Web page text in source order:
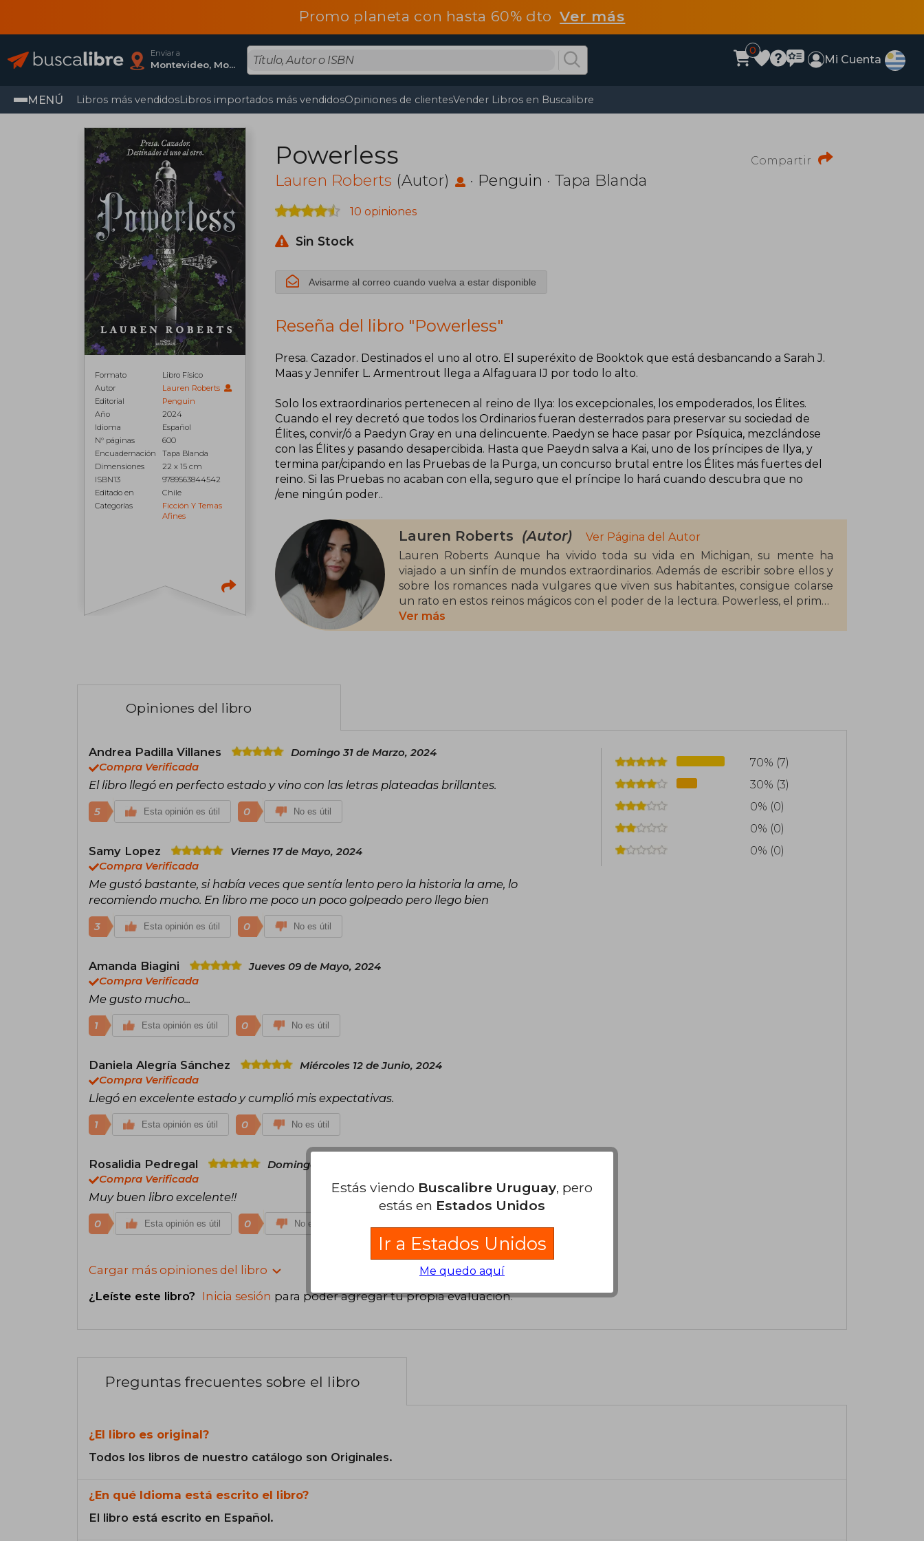
Promo planeta con hasta 60% dtoVer más
Enviar a
Montevideo, Montevideo
0
Mi Cuenta
MENÚ Libros más vendidosLibros importados más vendidosOpiniones de clientesVender Libros en Buscalibre
Formato
Libro Físico
Autor
Lauren Roberts
Editorial
Penguin
Año
2024
Idioma
Español
N° páginas
600
Encuadernación
Tapa Blanda
Dimensiones
22 x 15 cm
ISBN13
9789563844542
Editado en
Chile
Categorías
Ficción Y Temas
Afines
Compartir
Powerless
Lauren Roberts (Autor) · Penguin · Tapa Blanda
10 opiniones
Sin Stock
Avisarme al correo cuando vuelva a estar disponible
Reseña del libro "Powerless"
Presa. Cazador. Destinados el uno al otro. El superéxito de Booktok que está desbancando a Sarah J.
Maas y Jennifer L. Armentrout llega a Alfaguara IJ por todo lo alto.
Solo los extraordinarios pertenecen al reino de Ilya: los excepcionales, los empoderados, los Élites.
Cuando el rey decretó que todos los Ordinarios fueran desterrados para preservar su sociedad de
Élites, convir/ó a Paedyn Gray en una delincuente. Paedyn se hace pasar por Psíquica, mezclándose
con las Élites y pasando desapercibida. Hasta que Paeydn salva a Kai, uno de los príncipes de Ilya, y
termina par/cipando en las Pruebas de la Purga, un concurso brutal entre los Élites más fuertes del
reino. Si las Pruebas no acaban con ella, seguro que el príncipe lo hará cuando descubra que no
/ene ningún poder..
Lauren Roberts (Autor)
Ver Página del Autor
Lauren Roberts Aunque ha vivido toda su vida en Michigan, su mente ha
viajado a un sinfín de mundos extraordinarios. Además de escribir sobre ellos y
sobre los romances nada vulgares que viven sus habitantes, consigue colarse
un rato en estos reinos mágicos con el poder de la lectura. Powerless, el primer
libro de una trilogía, marca su debut como escritora, el cual ha causado gran
furor en redes sociales como TikTok. Además de vivir en mundos de fantasía,
Ver más
Opiniones del libro
Andrea Padilla Villanes
Domingo 31 de Marzo, 2024
Compra Verificada
El libro llegó en perfecto estado y vino con las letras plateadas brillantes.
5 Esta opinión es útil 0 No es útil
Samy Lopez
Viernes 17 de Mayo, 2024
Compra Verificada
Me gustó bastante, si había veces que sentía lento pero la historia la ame, lo
recomiendo mucho. En libro me poco un poco golpeado pero llego bien
3 Esta opinión es útil 0 No es útil
Amanda Biagini
Jueves 09 de Mayo, 2024
Compra Verificada
Me gusto mucho...
1 Esta opinión es útil 0 No es útil
Daniela Alegría Sánchez
Miércoles 12 de Junio, 2024
Compra Verificada
Llegó en excelente estado y cumplió mis expectativas.
1 Esta opinión es útil 0 No es útil
Rosalidia Pedregal
Domingo 30 de Junio, 2024
Compra Verificada
Muy buen libro excelente!!
0 Esta opinión es útil 0 No es útil
Cargar más opiniones del libro
¿Leíste este libro? Inicia sesión para poder agregar tu propia evaluación.
70% (7)
30% (3)
0% (0)
0% (0)
0% (0)
Preguntas frecuentes sobre el libro
¿El libro es original?
Todos los libros de nuestro catálogo son Originales.
¿En qué Idioma está escrito el libro?
El libro está escrito en Español.
Estás viendo Buscalibre Uruguay, pero
estás en Estados Unidos
Ir a Estados Unidos
Me quedo aquí